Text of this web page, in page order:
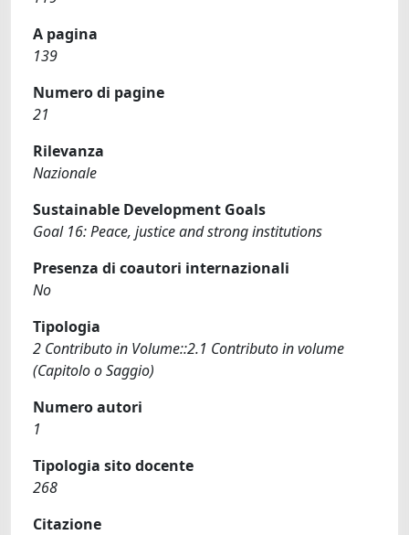
A pagina
139
Numero di pagine
21
Rilevanza
Nazionale
Sustainable Development Goals
Goal 16: Peace, justice and strong institutions
Presenza di coautori internazionali
No
Tipologia
2 Contributo in Volume::2.1 Contributo in volume
(Capitolo o Saggio)
Numero autori
1
Tipologia sito docente
268
Citazione